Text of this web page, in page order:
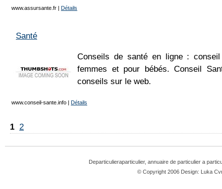
www.assursante.fr | Détails
Santé
Conseils de santé en ligne :
femmes et pour bébés. Conseil
conseils sur le web.
www.conseil-sante.info | Détails
1 2
Departiculieraparticulier, annuaire de particulier a
© Copyright 2006 Design: Luka